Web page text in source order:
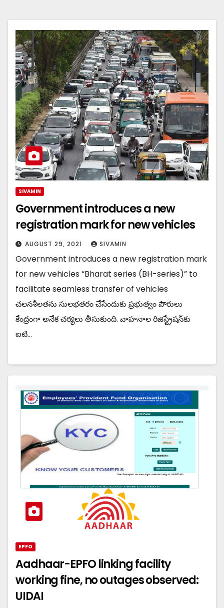
SIVAMIN
Government introduces a new
registration mark for new vehicles
AUGUST 29, 2021 SIVAMIN
Government introduces a new registration mark
for new vehicles “Bharat series (BH-series)” to
facilitate seamless transfer of vehicles
చ‌ల‌న‌శీల‌త‌ను సుల‌భ‌త‌రం చేసేందుకు ప్ర‌భుత్వం పౌరులు
కేంద్రంగా అనేక చ‌ర్య‌లు తీసుకుంది. వాహ‌నాల రిజిస్ట్రేష‌న్‌కు
ఐటి…
EPFO
Aadhaar-EPFO linking facility
working fine, no outages observed:
UIDAI